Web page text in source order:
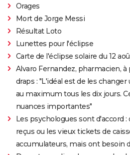
Orages
Mort de Jorge Messi
Résultat Loto
Lunettes pour l'éclipse
Carte de l'éclipse solaire du 12
Alvaro Fernandez, pharmacien, à
draps : "L'idéal est de les
au maximum tous les dix jours.
nuances importantes"
Les psychologues sont d'accord
reçus ou les vieux tickets de
accumulateurs, mais ont besoin